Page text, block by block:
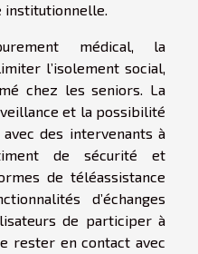
institutionnelle.
médical, la
l’isolement social,
chez les seniors. La
et la possibilité
des intervenants à
de sécurité et
de téléassistance
d’échanges
de participer à
rester en contact avec